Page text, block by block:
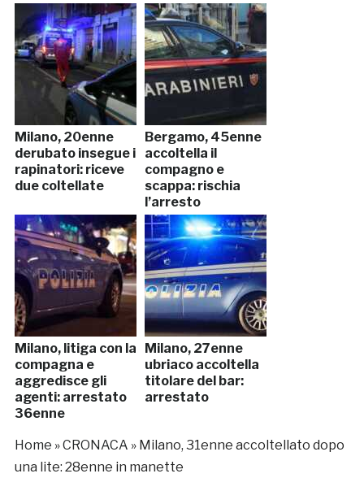
Milano, 20enne
derubato insegue i
rapinatori: riceve
due coltellate
Bergamo, 45enne
accoltella il
compagno e
scappa: rischia
l’arresto
Milano, litiga con la
compagna e
aggredisce gli
agenti: arrestato
36enne
Milano, 27enne
ubriaco accoltella
titolare del bar:
arrestato
Home »CRONACA » Milano, 31enne accoltellato dopo
una lite: 28enne in manette